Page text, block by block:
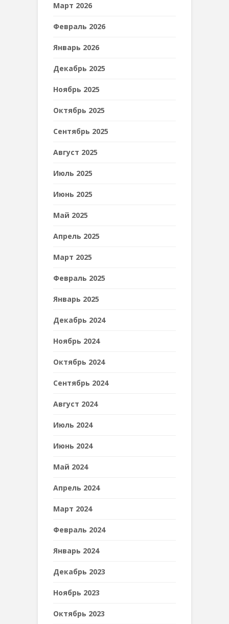
Март 2026
Февраль 2026
Январь 2026
Декабрь 2025
Ноябрь 2025
Октябрь 2025
Сентябрь 2025
Август 2025
Июль 2025
Июнь 2025
Май 2025
Апрель 2025
Март 2025
Февраль 2025
Январь 2025
Декабрь 2024
Ноябрь 2024
Октябрь 2024
Сентябрь 2024
Август 2024
Июль 2024
Июнь 2024
Май 2024
Апрель 2024
Март 2024
Февраль 2024
Январь 2024
Декабрь 2023
Ноябрь 2023
Октябрь 2023